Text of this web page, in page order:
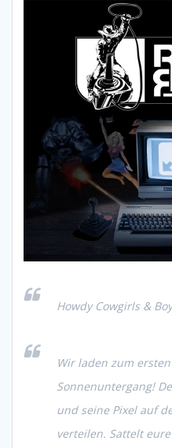
Howdy Cowgirls &
Wir laden zum
Sonnenuntergang!
und seine Pixel auf
verteilen. Sattelt